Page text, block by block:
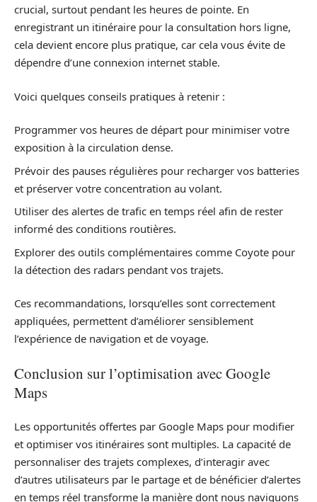
crucial, surtout pendant les heures de pointe. En
enregistrant un itinéraire pour la consultation hors ligne,
cela devient encore plus pratique, car cela vous évite de
dépendre d’une connexion internet stable.
Voici quelques conseils pratiques à retenir :
Programmer vos heures de départ pour minimiser votre
exposition à la circulation dense.
Prévoir des pauses régulières pour recharger vos batteries
et préserver votre concentration au volant.
Utiliser des alertes de trafic en temps réel afin de rester
informé des conditions routières.
Explorer des outils complémentaires comme Coyote pour
la détection des radars pendant vos trajets.
Ces recommandations, lorsqu’elles sont correctement
appliquées, permettent d’améliorer sensiblement
l’expérience de navigation et de voyage.
Conclusion sur l’optimisation avec Google
Maps
Les opportunités offertes par Google Maps pour modifier
et optimiser vos itinéraires sont multiples. La capacité de
personnaliser des trajets complexes, d’interagir avec
d’autres utilisateurs par le partage et de bénéficier d’alertes
en temps réel transforme la manière dont nous naviguons